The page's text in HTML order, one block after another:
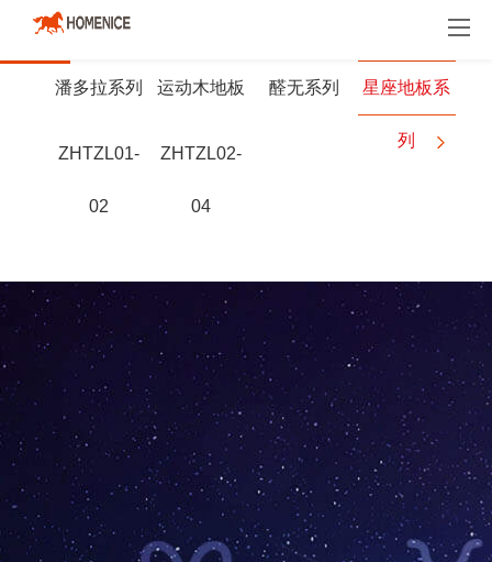
明星产品 地板
潘多拉系列 运动木地板 醛无系列 星座地板系
列
ZHTZL01-
02
ZHTZL02-
04